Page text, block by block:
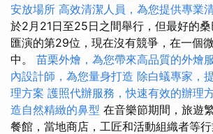
安放場所 高效清潔人員，為您提供專業
於2月21日至25日之間舉行，但最好的
匯演的第29位，現在沒有競爭，在一個
中。 苗栗外燴，為您帶來高品質的外燴
內設計師，為您量身打造 除白蟻專家，
理方案 護照代辦服務，快速有效的辦理
造自然精緻的鼻型 在音樂節期間，旅遊
餐館，當地商店，工匠和活動組織者等行